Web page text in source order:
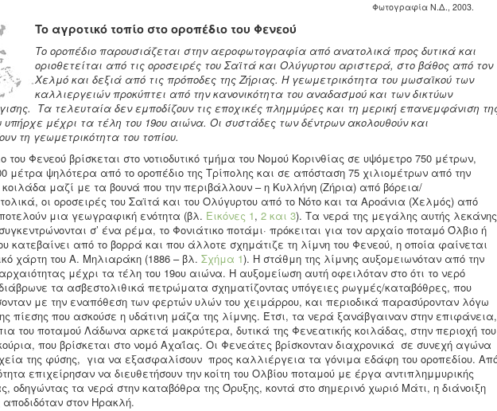
Φωτογραφία Ν.Δ., 2003.
To αγροτικό τοπίο στο οροπέδιο του Φενεού
Το οροπέδιο παρουσιάζεται στην αεροφωτογραφία από ανατολικά προς δυτικά και
οριοθετείται από τις οροσειρές του Σαϊτά και Ολύγυρτου αριστερά, στο βάθος από τον
Χελμό και δεξιά από τις πρόποδες της Ζήριας. Η γεωμετρικότητα του μωσαϊκού των
καλλιεργειών προκύπτει από την κανονικότητα του αναδασμού και των δικτύων
Τα τελευταία δεν εμποδίζουν τις εποχικές πλημμύρες και τη μερική επανεμφάνιση
υπήρχε μέχρι τα τέλη του 19ου αιώνα. Οι συστάδες των δέντρων ακολουθούν και
τη γεωμετρικότητα του τοπίου.
του Φενεού βρίσκεται στο νοτιοδυτικό τμήμα του Νομού Κορινθίας σε υψόμετρο 750 μέτρων,
μέτρα ψηλότερα από το οροπέδιο της Τρίπολης και σε απόσταση 75 χιλιομέτρων από την
κοιλάδα μαζί με τα βουνά που την περιβάλλουν – η Κυλλήνη (Ζήρια) από βόρεια/
οι οροσειρές του Σαϊτά και του Ολύγυρτου από το Νότο και τα Αροάνια (Χελμός) από
μια γεωγραφική ενότητα (βλ. Εικόνες 1, 2 και 3). Τα νερά της μεγάλης αυτής λεκάνης
σ’ ένα ρέμα, το Φονιάτικο ποτάμι· πρόκειται για τον αρχαίο ποταμό Όλβιο ή
κατεβαίνει από το βορρά και που άλλοτε σχημάτιζε τη λίμνη του Φενεού, η οποία φαίνεται
χάρτη του Α. Μηλιαράκη (1886 – βλ. Σχήμα 1). Η στάθμη της λίμνης αυξομειωνόταν από την
μέχρι τα τέλη του 19ου αιώνα. Η αυξομείωση αυτή οφειλόταν στο ότι το νερό
τα ασβεστολιθικά πετρώματα σχηματίζοντας υπόγειες ρωγμές/καταβόθρες, που
με την εναπόθεση των φερτών υλών του χειμάρρου, και περιοδικά παρασύρονταν λόγω
πίεσης που ασκούσε η υδάτινη μάζα της λίμνης. Έτσι, τα νερά ξανάβγαιναν στην επιφάνεια,
του ποταμού Λάδωνα αρκετά μακρύτερα, δυτικά της Φενεατικής κοιλάδας, στην περιοχή του
που βρίσκεται στο νομό Αχαΐας. Οι Φενεάτες βρίσκονταν διαχρονικά σε συνεχή αγώνα
της φύσης, για να εξασφαλίσουν προς καλλιέργεια τα γόνιμα εδάφη του οροπεδίου.
επιχείρησαν να διευθετήσουν την κοίτη του Ολβίου ποταμού με έργα αντιπλημμυρικής
οδηγώντας τα νερά στην καταβόθρα της Όρυξης, κοντά στο σημερινό χωριό Μάτι, η διάνοιξη
αποδιδόταν στον Ηρακλή.